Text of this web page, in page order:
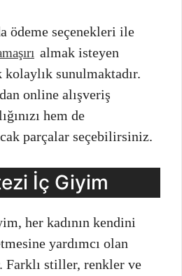
ödeme seçenekleri ile
almak isteyen
sunulmaktadır.
online alışveriş
hem de
parçalar seçebilirsiniz.
İç Giyim
her kadının kendini
yardımcı olan
Farklı stiller, renkler ve